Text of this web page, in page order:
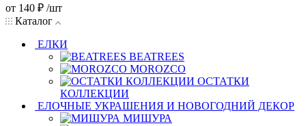
от 140 ₽ /шт
Каталог
ЕЛКИ
BEATREES
MOROZCO
ОСТАТКИ
КОЛЛЕКЦИИ
ЕЛОЧНЫЕ УКРАШЕНИЯ И НОВОГОДНИЙ ДЕКОР
МИШУРА